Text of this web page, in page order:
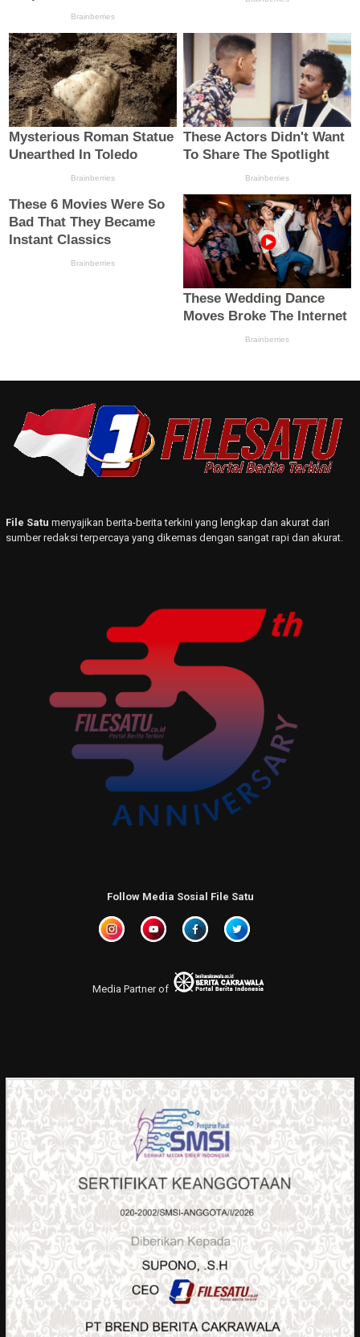
File Satu menyajikan berita-berita terkini yang lengkap dan akurat dari
sumber redaksi terpercaya yang dikemas dengan sangat rapi dan akurat.
Follow Media Sosial File Satu
Media Partner of